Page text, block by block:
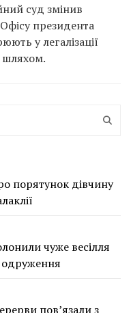
суд змінив
президента
у легалізації
порятунок дівчину
чуже весілля
одруження
пов’язали з